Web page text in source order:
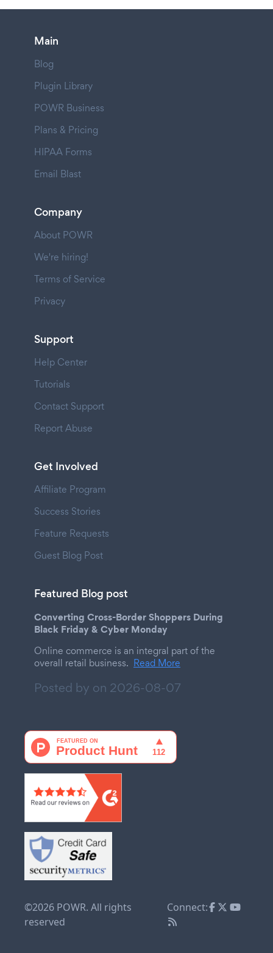
Main
Blog
Plugin Library
POWR Business
Plans & Pricing
HIPAA Forms
Email Blast
Company
About POWR
We're hiring!
Terms of Service
Privacy
Support
Help Center
Tutorials
Contact Support
Report Abuse
Get Involved
Affiliate Program
Success Stories
Feature Requests
Guest Blog Post
Featured Blog post
Converting Cross-Border Shoppers During
Black Friday & Cyber Monday
Online commerce is an integral part of the
overall retail business. Read More
Posted by on 2026-08-07
©2026 POWR. All rights
reserved
Connect: